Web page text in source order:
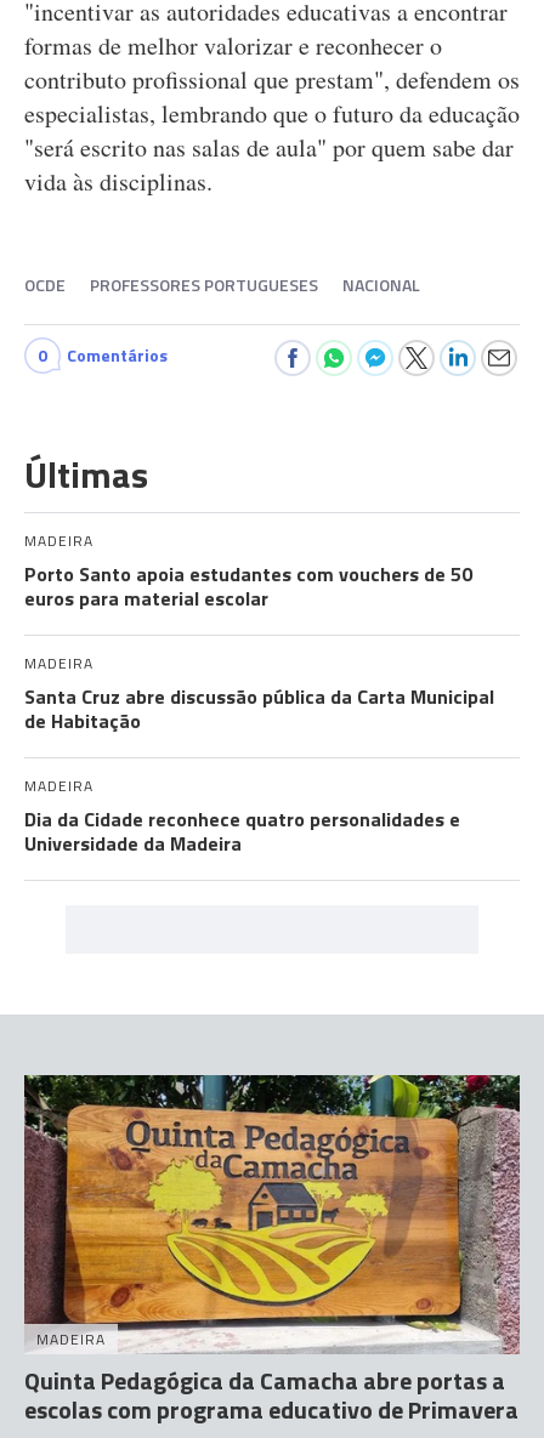
"incentivar as autoridades educativas a encontrar
formas de melhor valorizar e reconhecer o
contributo profissional que prestam", defendem os
especialistas, lembrando que o futuro da educação
"será escrito nas salas de aula" por quem sabe dar
vida às disciplinas.
OCDE PROFESSORES PORTUGUESES NACIONAL
0 Comentários
Últimas
MADEIRA
Porto Santo apoia estudantes com vouchers de 50
euros para material escolar
MADEIRA
Santa Cruz abre discussão pública da Carta Municipal
de Habitação
MADEIRA
Dia da Cidade reconhece quatro personalidades e
Universidade da Madeira
MADEIRA
Quinta Pedagógica da Camacha abre portas a
escolas com programa educativo de Primavera